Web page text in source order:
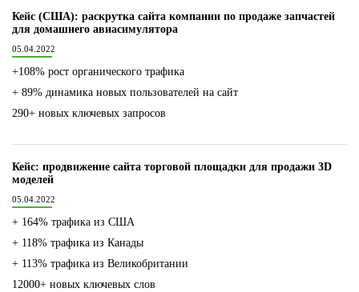
Кейс (США): раскрутка сайта компании по продаже запчастей
для домашнего авиасимулятора
05.04.2022
+108% рост органического трафика
+ 89% динамика новых пользователей на сайт
290+ новых ключевых запросов
Кейс: продвижение сайта торговой площадки для продажи 3D
моделей
05.04.2022
+ 164% трафика из США
+ 118% трафика из Канады
+ 113% трафика из Великобритании
12000+ новых ключевых слов